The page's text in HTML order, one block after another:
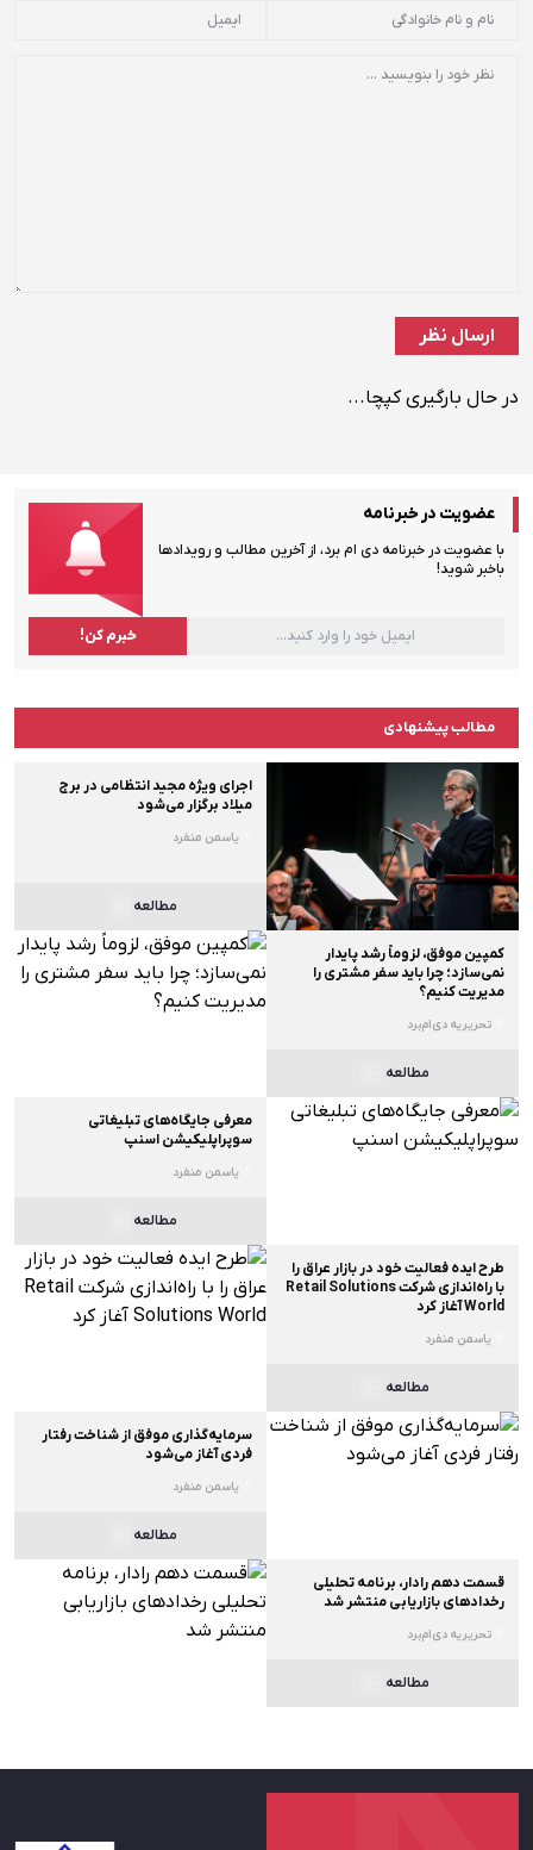
در حال بارگیری کپچا...
عضویت در خبرنامه
با عضویت در خبرنامه دی ام برد، از آخرین مطالب و رویدادها
باخبر شوید!
مطالب پیشنهادی
اجرای ویژه مجید انتظامی در برج
میلاد برگزار می‌شود
یاسمن منفرد
مطالعه
کمپین موفق، لزوماً رشد پایدار
نمی‌سازد؛ چرا باید سفر مشتری را
مدیریت کنیم؟
تحریریه دی‌ام‌برد
مطالعه
معرفی جایگاه‌های تبلیغاتی
سوپراپلیکیشن اسنپ
یاسمن منفرد
مطالعه
طرح ایده فعالیت خود در بازار عراق را
با راه‌اندازی شرکت Retail Solutions
World آغاز کرد
یاسمن منفرد
مطالعه
سرمایه‌گذاری موفق از شناخت رفتار
فردی آغاز می‌شود
یاسمن منفرد
مطالعه
قسمت دهم رادار، برنامه تحلیلی
رخدادهای بازاریابی منتشر شد
تحریریه دی‌ام‌برد
مطالعه